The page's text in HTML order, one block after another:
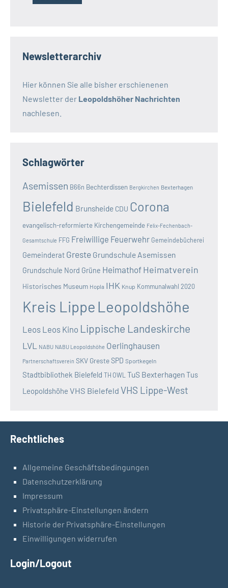
Newsletterarchiv
Hier können Sie alle bisher erschienenen
Newsletter der Leopoldshöher Nachrichten
nachlesen.
Schlagwörter
Asemissen B66n Bechterdissen Bergkirchen Bexterhagen
Bielefeld Brunsheide CDU Corona
evangelisch-reformierte Kirchengemeinde Felix-Fechenbach-
Gesamtschule FFG Freiwillige Feuerwehr Gemeindebücherei
Gemeinderat Greste Grundschule Asemissen
Grundschule Nord Grüne Heimathof Heimatverein
Historisches Museum Hopla IHK Knup Kommunalwahl 2020
Kreis Lippe Leopoldshöhe
Leos Leos Kino Lippische Landeskirche
LVL NABU NABU Leopoldshöhe Oerlinghausen
Partnerschaftsverein SKV GresteSPD Sportkegeln
Stadtbibliothek Bielefeld TH OWL TuS BexterhagenTus
Leopoldshöhe VHS Bielefeld VHS Lippe-West
Rechtliches
Allgemeine Geschäftsbedingungen
Datenschutzerklärung
Impressum
Privatsphäre-Einstellungen ändern
Historie der Privatsphäre-Einstellungen
Einwilligungen widerrufen
Login/Logout